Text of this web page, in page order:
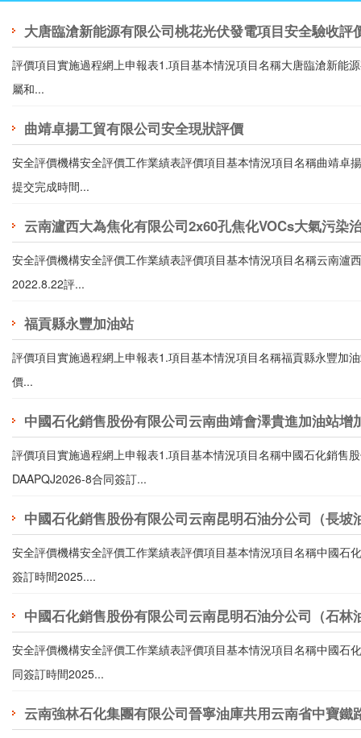
大唐臨滄新能源有限公司桃花光伏發電項目安全驗收評
評價項目實施過程網上申報表1.項目基本情況項目名稱大唐臨滄新能
屬和...
曲靖卓揚工貿有限公司安全現狀評價
安全評價機構安全評價工作業績表評價項目基本情況項目名稱曲靖
提交完成時間...
云南瀘西大為焦化有限公司2x60孔焦化VOCs大氣污染
安全評價機構安全評價工作業績表評價項目基本情況項目名稱云南
2022.8.22評...
福貢縣永豐加油站
評價項目實施過程網上申報表1.項目基本情況項目名稱福貢縣永豐加
價...
中國石化銷售股份有限公司云南曲靖會澤貴進加油站
評價項目實施過程網上申報表1.項目基本情況項目名稱中國石化銷售
DAAPQJ2026-8合同簽訂...
中國石化銷售股份有限公司云南昆明石油分公司（長
安全評價機構安全評價工作業績表評價項目基本情況項目名稱中國
簽訂時間2025....
中國石化銷售股份有限公司云南昆明石油分公司（石
安全評價機構安全評價工作業績表評價項目基本情況項目名稱中國
同簽訂時間2025...
云南強林石化集團有限公司晉寧油庫共用云南省中寶